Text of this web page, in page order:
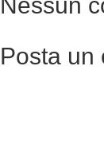
Nessun
Posta un